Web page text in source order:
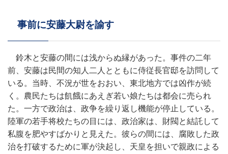
事前に安藤大尉を諭す
鈴木と安藤の間には浅からぬ縁があった。事件の二年
前、安藤は民間の知人二人とともに侍従長官邸を訪問して
いる。当時、不況が世をおおい、東北地方では凶作が続
く。農民たちは飢餓にあえぎ若い娘たちは都会に売られ
た。一方で政治は、政争を繰り返し機能が停止している。
陸軍の若手将校たちの目には、政治家は、財閥と結託して
私腹を肥やすばかりと見えた。彼らの間には、腐敗した政
治を打破するために軍が決起し、天皇を担いで親政による